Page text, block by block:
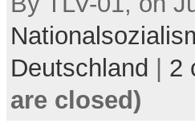
Deutschland
2
are closed)